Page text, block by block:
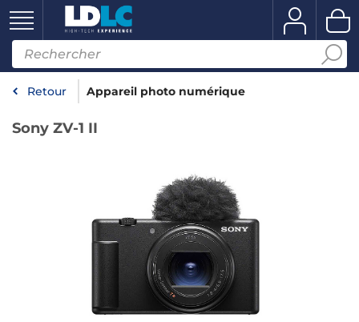
Retour Appareil photo numérique
Sony ZV-1 II